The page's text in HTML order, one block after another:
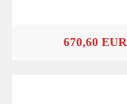
670,60 EUR